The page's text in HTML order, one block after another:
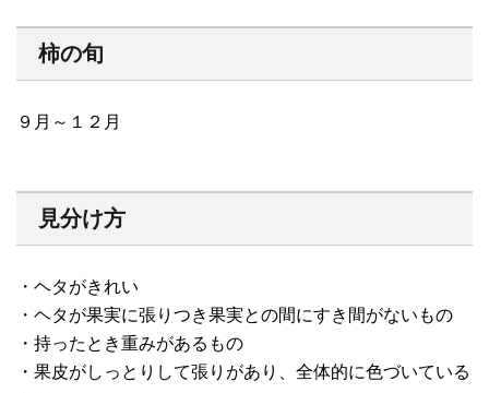
柿の旬
９月～１２月
見分け方
・ヘタがきれい
・ヘタが果実に張りつき果実との間にすき間がないもの
・持ったとき重みがあるもの
・果皮がしっとりして張りがあり、全体的に色づいている